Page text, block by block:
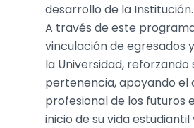
desarrollo de la Institución.
A través de este
vinculación de egresados
la Universidad, reforzando
pertenencia, apoyando el
profesional de los futuros
inicio de su vida